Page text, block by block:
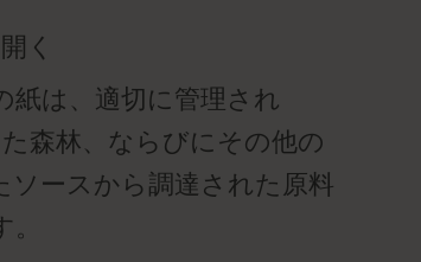
く
紙は、適切に管理され
森林、ならびにその他の
ソースから調達された原料